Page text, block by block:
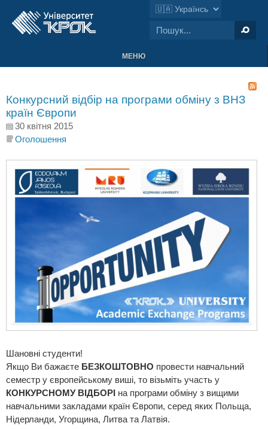
МЕНЮ
Конкурсний відбір на програми обміну з ВНЗ
країн Європи
30 квітня 2015
Оголошення
Шановні студенти!
Якщо Ви бажаєте БЕЗКОШТОВНО провести навчальний
семестр у європейському виші, то візьміть участь у
КОНКУРСНОМУ ВІДБОРІ на програми обміну з вищими
навчальними закладами країн Європи, серед яких Польща,
Нідерланди, Угорщина, Литва та Латвія.